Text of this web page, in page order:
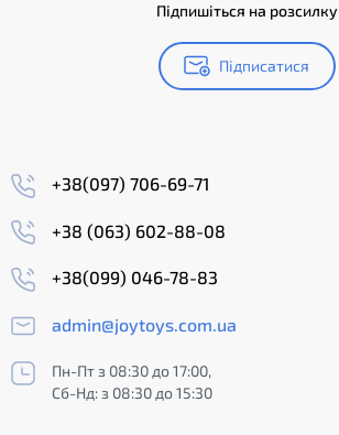
Підпишіться на розсилку
Підписатися
+38(097) 706-69-71
+38 (063) 602-88-08
+38(099) 046-78-83
admin@joytoys.com.ua
Пн-Пт з 08:30 до 17:00,
Сб-Нд: з 08:30 до 15:30